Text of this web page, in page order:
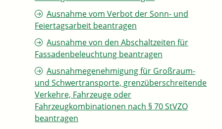
Ausnahme vom Verbot der Sonn- und
Feiertagsarbeit beantragen
Ausnahme von den Abschaltzeiten für
Fassadenbeleuchtung beantragen
Ausnahmegenehmigung für Großraum-
und Schwertransporte, grenzüberschreitende
Verkehre, Fahrzeuge oder
Fahrzeugkombinationen nach § 70 StVZO
beantragen